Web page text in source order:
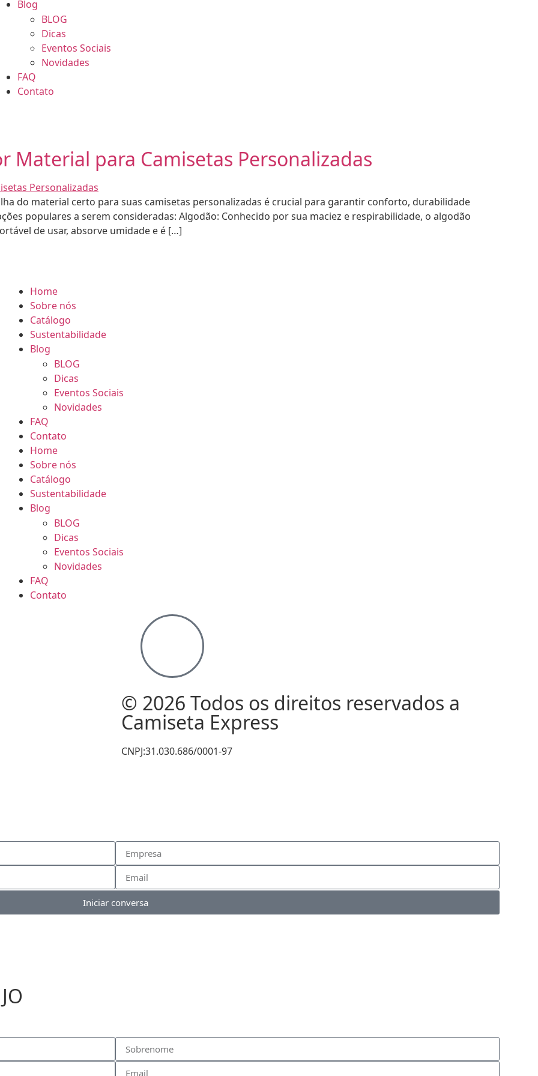
Blog
BLOG
Dicas
Eventos Sociais
Novidades
FAQ
Contato
Material para Camisetas Personalizadas
do material certo para suas camisetas personalizadas é crucial para garantir conforto, durabilidade
populares a serem consideradas: Algodão: Conhecido por sua maciez e respirabilidade, o algodão
de usar, absorve umidade e é […]
Home
Sobre nós
Catálogo
Sustentabilidade
Blog
BLOG
Dicas
Eventos Sociais
Novidades
FAQ
Contato
Home
Sobre nós
Catálogo
Sustentabilidade
Blog
BLOG
Dicas
Eventos Sociais
Novidades
FAQ
Contato
© 2026 Todos os direitos reservados a
Camiseta Express
CNPJ:31.030.686/0001-97
Iniciar conversa